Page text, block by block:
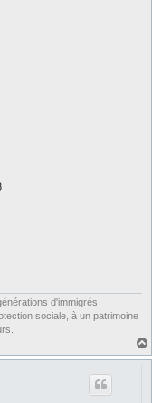
d'immigrés
sociale, à un patrimoine